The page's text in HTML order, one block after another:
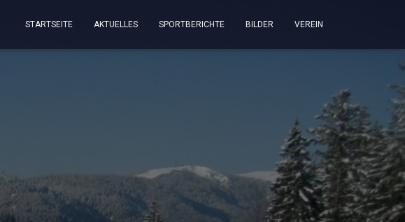
STARTSEITE AKTUELLES SPORTBERICHTE BILDER VEREIN